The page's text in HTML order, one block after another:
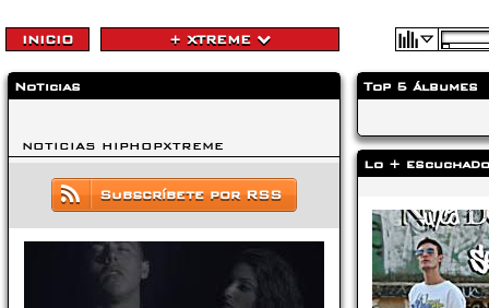
INICIO + XTREME
Noticias
NOTICIAS HIPHOPXTREME
Subscríbete por RSS
Top 5 álbumes
Lo + escuchado